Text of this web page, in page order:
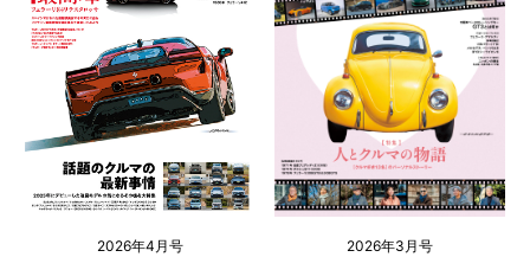
2026年4月号 2026年3月号